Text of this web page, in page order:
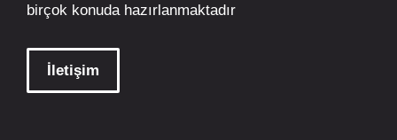
birçok konuda hazırlanmaktadır
İletişim